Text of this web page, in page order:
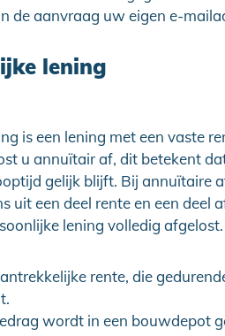
de aanvraag uw eigen e-
lening
is een lening met een vaste
u annuïtair af, dit betekent
gelijk blijft. Bij annuïtaire
uit een deel rente en een deel
lening volledig afgelost.
rente, die
wordt in een bouwdepot